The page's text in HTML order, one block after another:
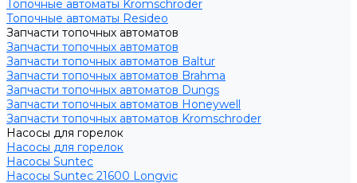
Топочные автоматы Kromschroder
Топочные автоматы Resideo
Запчасти топочных автоматов
Запчасти топочных автоматов
Запчасти топочных автоматов Baltur
Запчасти топочных автоматов Brahma
Запчасти топочных автоматов Dungs
Запчасти топочных автоматов Honeywell
Запчасти топочных автоматов Kromschroder
Насосы для горелок
Насосы для горелок
Насосы Suntec
Насосы Suntec 21600 Longvic